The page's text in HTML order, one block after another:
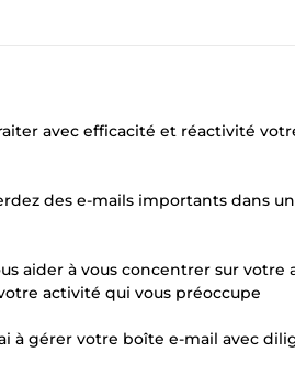
avec efficacité et réactivité
des e-mails importants dans
aider à vous concentrer sur votre
activité qui vous préoccupe
à gérer votre boîte e-mail avec